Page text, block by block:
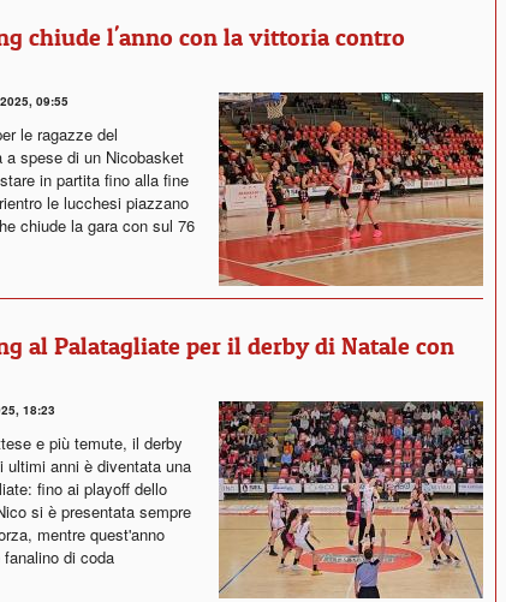
chiude l'anno con la vittoria contro
09:55
le ragazze del
spese di un Nicobasket
in partita fino alla fine
le lucchesi piazzano
chiude la gara con sul 76
al Palatagliate per il derby di Natale con
18:23
e più temute, il derby
ultimi anni è diventata una
fino ai playoff dello
si è presentata sempre
mentre quest'anno
di coda